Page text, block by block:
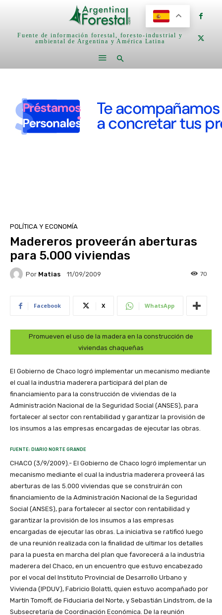
Fuente de información forestal, foresto-industrial y
ambiental de Argentina y América Latina
POLÍTICA Y ECONOMÍA
Madereros proveerán aberturas
para 5.000 viviendas
Por Matias 11/09/2009 70
Facebook X WhatsApp
Promueven el uso de la madera en la construcción de
viviendas chaqueñas
El Gobierno de Chaco logró implementar un mecanismo mediante
el cual la industria maderera participará del plan de
financiamiento para la construcción de viviendas de la
Administración Nacional de la Seguridad Social (ANSES), para
fortalecer al sector con rentabilidad y garantizar la provisión de
los insumos a las empresas encargadas de ejecutar las obras.
FUENTE: DIARIO NORTE GRANDE
CHACO (3/9/2009).- El Gobierno de Chaco logró implementar un
mecanismo mediante el cual la industria maderera proveerá las
aberturas de las 5.000 viviendas que se construirán con
financiamiento de la Administración Nacional de la Seguridad
Social (ANSES), para fortalecer al sector con rentabilidad y
garantizar la provisión de los insumos a las empresas
encargadas de ejecutar las obras. La iniciativa se ratificó luego
de una reunión realizada con la finalidad de ultimar los detalles
para la puesta en marcha del plan que favorecerá a la industria
maderera del Chaco, en un encuentro que estuvo encabezado
por el vocal del Instituto Provincial de Desarrollo Urbano y
Vivienda (IPDUV), Fabricio Bolatti, quien estuvo acompañado por
Martín Tomoff, de Fiduciaria del Norte, y Sebastián Lindstrom, de la
Subsecretaría de Coordinación Económica. De la reunión